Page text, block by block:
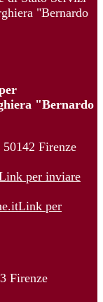
"Bernardo
"Bernardo
Firenze
per inviare
Link per
Firenze